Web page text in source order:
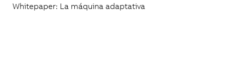
Whitepaper: La máquina adaptativa